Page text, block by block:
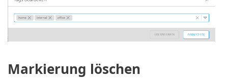
Markierung löschen